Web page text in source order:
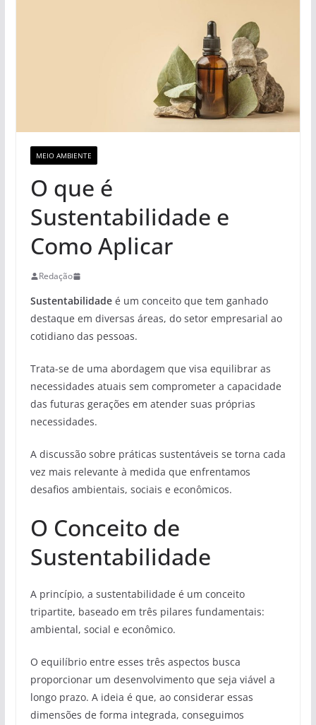
MEIO AMBIENTE
O que é
Sustentabilidade e
Como Aplicar
Redação
Sustentabilidadeé um conceito que tem ganhado
destaque em diversas áreas, do setor empresarial ao
cotidiano das pessoas.
Trata-se de uma abordagem que visa equilibrar as
necessidades atuais sem comprometer a capacidade
das futuras gerações em atender suas próprias
necessidades.
A discussão sobre práticas sustentáveis se torna cada
vez mais relevante à medida que enfrentamos
desafios ambientais, sociais e econômicos.
O Conceito de
Sustentabilidade
A princípio, a sustentabilidade é um conceito
tripartite, baseado em três pilares fundamentais:
ambiental, social e econômico.
O equilíbrio entre esses três aspectos busca
proporcionar um desenvolvimento que seja viável a
longo prazo. A ideia é que, ao considerar essas
dimensões de forma integrada, conseguimos